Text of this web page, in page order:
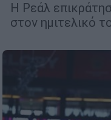
Η Ρεάλ
στον ημιτελικό